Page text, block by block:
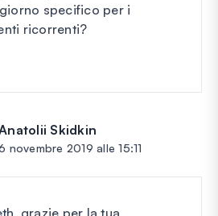
specifico per i
ricorrenti?
Skidkin
novembre 2019 alle 15:11